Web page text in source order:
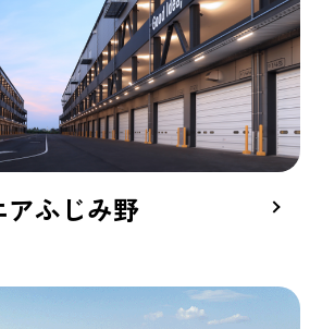
アふじみ野